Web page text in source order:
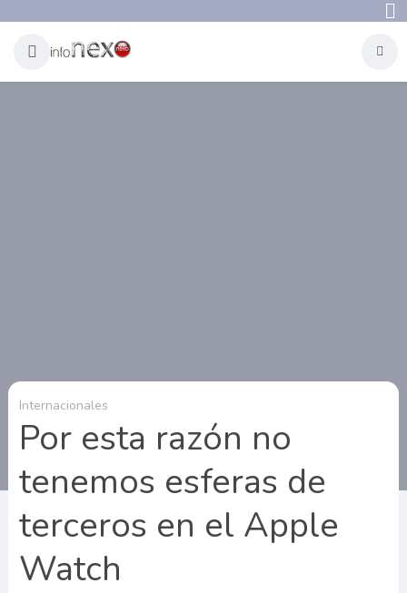
Internacionales
Por esta razón no
tenemos esferas de
terceros en el Apple
Watch